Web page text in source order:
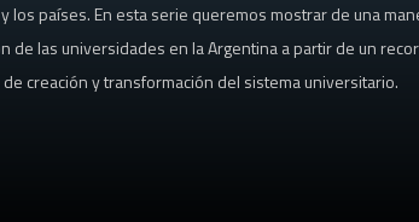
los países. En esta serie queremos mostrar de una
de las universidades en la Argentina a partir de un
creación y transformación del sistema universitario.